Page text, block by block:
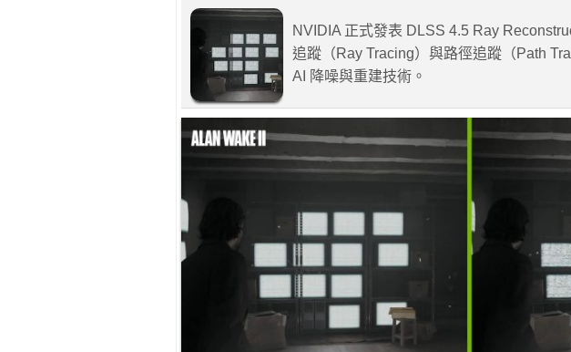
NVIDIA 正式發表 DLSS 4.5 Ray
追蹤（Ray Tracing）與路徑追蹤（Path
AI 降噪與重建技術。